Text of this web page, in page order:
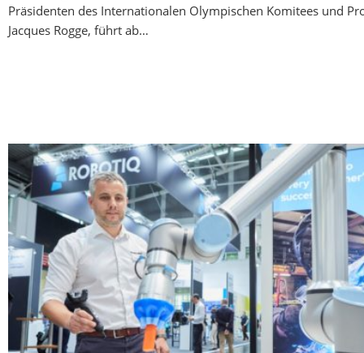
Präsidenten des Internationalen Olympischen Komitees und
Jacques Rogge, führt ab…